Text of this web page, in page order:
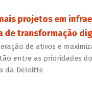
projetos em
de transformação
de ativos e
entre as prioridades
da Deloitte